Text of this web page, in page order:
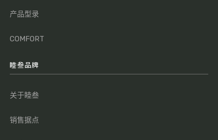
产品型录
COMFORT
睦叁品牌
关于睦叁
销售据点